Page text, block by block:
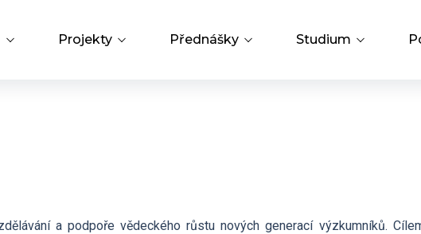
Projekty Přednášky Studium
a podpoře vědeckého růstu nových generací výzkumníků.